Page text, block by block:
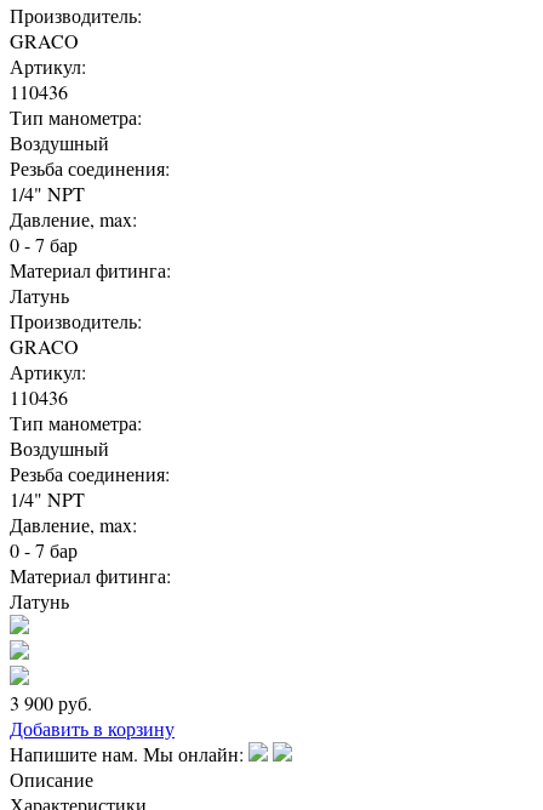
Производитель:
GRACO
Артикул:
110436
Тип манометра:
Воздушный
Резьба соединения:
1/4" NPT
Давление, max:
0 - 7 бар
Материал фитинга:
Латунь
Производитель:
GRACO
Артикул:
110436
Тип манометра:
Воздушный
Резьба соединения:
1/4" NPT
Давление, max:
0 - 7 бар
Материал фитинга:
Латунь
3 900руб.
Добавить в корзину
Напишите нам. Мы онлайн:
Описание
Характеристики